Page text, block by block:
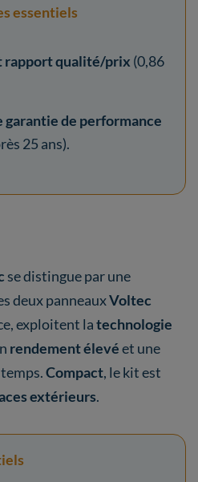
essentiels
rapport qualité/prix (0,86
garantie de performance
25 ans).
se distingue par une
deux panneauxVoltec
exploitent latechnologie
rendement élevéet une
Compact, le kit est
extérieurs.